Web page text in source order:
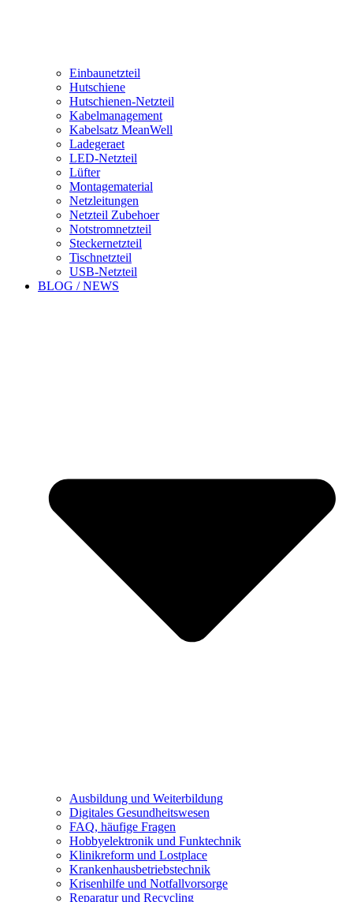
Einbaunetzteil
Hutschiene
Hutschienen-Netzteil
Kabelmanagement
Kabelsatz MeanWell
Ladegeraet
LED-Netzteil
Lüfter
Montagematerial
Netzleitungen
Netzteil Zubehoer
Notstromnetzteil
Steckernetzteil
Tischnetzteil
USB-Netzteil
BLOG / NEWS
Ausbildung und Weiterbildung
Digitales Gesundheitswesen
FAQ, häufige Fragen
Hobbyelektronik und Funktechnik
Klinikreform und Lostplace
Krankenhausbetriebstechnik
Krisenhilfe und Notfallvorsorge
Reparatur und Recycling